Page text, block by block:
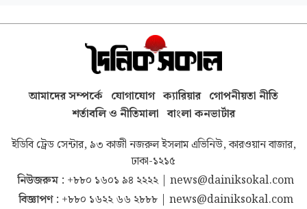
আমাদের সম্পর্কে যোগাযোগ ক্যারিয়ার গোপনীয়তা নীতি
শর্তাবলি ও নীতিমালা বাংলা কনভার্টার
ইডিবি ট্রেড সেন্টার, ৯৩ কাজী নজরুল ইসলাম এভিনিউ, কারওয়ান বাজার,
ঢাকা-১২১৫
নিউজরুম : +৮৮০ ১৬০১ ৯৪ ২২২২| news@dainiksokal.com
বিজ্ঞাপণ : +৮৮০ ১৬২২ ৬৬ ২৮৮৮| news@dainiksokal.com